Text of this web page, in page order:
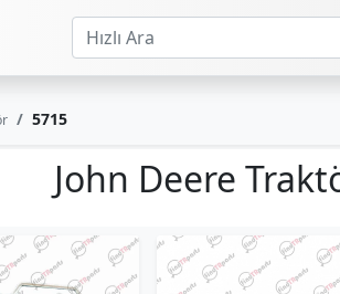
5715
John Deere